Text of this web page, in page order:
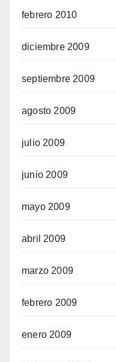
febrero 2010
diciembre 2009
septiembre 2009
agosto 2009
julio 2009
junio 2009
mayo 2009
abril 2009
marzo 2009
febrero 2009
enero 2009